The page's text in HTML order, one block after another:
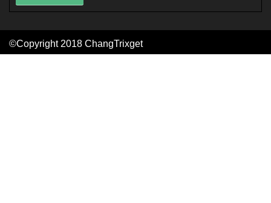
©Copyright 2018 ChangTrixget